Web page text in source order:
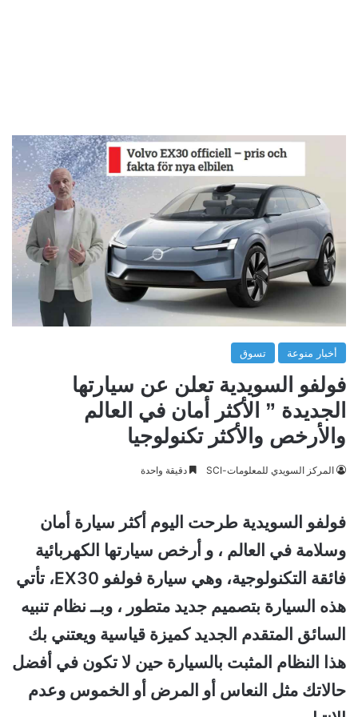
أخبار منوعة تسوق
فولفو السويدية تعلن عن سيارتها
الجديدة ” الأكثر أمان في العالم
والأرخص والأكثر تكنولوجيا
المركز السويدي للمعلومات-SCI دقيقة واحدة
فولفو السويدية طرحت اليوم أكثر سيارة أمان
وسلامة في العالم ، و أرخص سيارتها الكهربائية
فائقة التكنولوجية، وهي سيارة فولفو EX30، تأتي
هذه السيارة بتصميم جديد متطور ، وبــ نظام تنبيه
السائق المتقدم الجديد كميزة قياسية ويعتني بك
هذا النظام المثبت بالسيارة حين لا تكون في أفضل
حالاتك مثل النعاس أو المرض أو الخموس وعدم